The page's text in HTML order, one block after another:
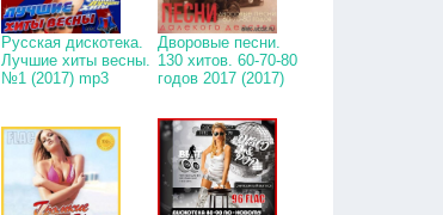
Русская дискотека.
Лучшие хиты весны.
№1 (2017) mp3
Дворовые песни.
130 хитов. 60-70-80
годов 2017 (2017)